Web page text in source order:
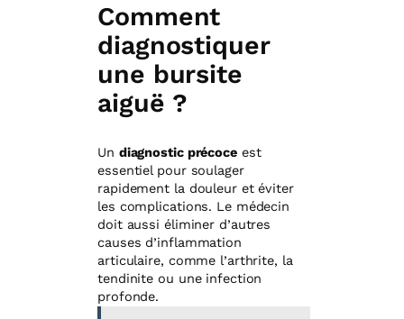
Comment
diagnostiquer
une bursite
aiguë ?
Un diagnostic précoceest
essentiel pour soulager
rapidement la douleur et éviter
les complications. Le médecin
doit aussi éliminer d’autres
causes d’inflammation
articulaire, comme l’arthrite, la
tendinite ou une infection
profonde.